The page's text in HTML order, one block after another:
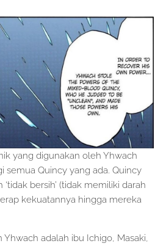
yang digunakan oleh Yhwach
semua Quincy yang ada. Quincy
bersih’ (tidak memiliki darah
kekuatannya hingga mereka
Yhwach adalah ibu Ichigo, Masaki,